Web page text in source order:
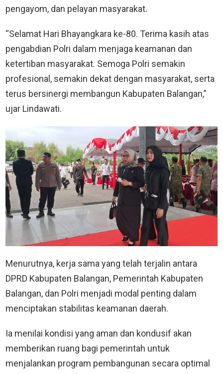
pengayom, dan pelayan masyarakat.
“Selamat Hari Bhayangkara ke-80. Terima kasih atas
pengabdian Polri dalam menjaga keamanan dan
ketertiban masyarakat. Semoga Polri semakin
profesional, semakin dekat dengan masyarakat, serta
terus bersinergi membangun Kabupaten Balangan,”
ujar Lindawati.
Menurutnya, kerja sama yang telah terjalin antara
DPRD Kabupaten Balangan, Pemerintah Kabupaten
Balangan, dan Polri menjadi modal penting dalam
menciptakan stabilitas keamanan daerah.
Ia menilai kondisi yang aman dan kondusif akan
memberikan ruang bagi pemerintah untuk
menjalankan program pembangunan secara optimal